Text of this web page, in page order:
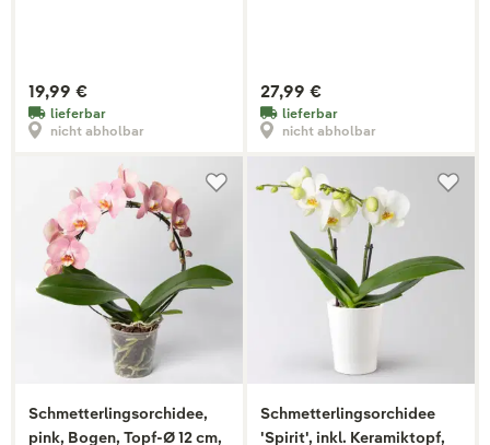
19,99 €
lieferbar
nicht abholbar
27,99 €
lieferbar
nicht abholbar
Schmetterlingsorchidee,
pink, Bogen, Topf-Ø 12 cm,
Schmetterlingsorchidee
'Spirit', inkl. Keramiktopf,